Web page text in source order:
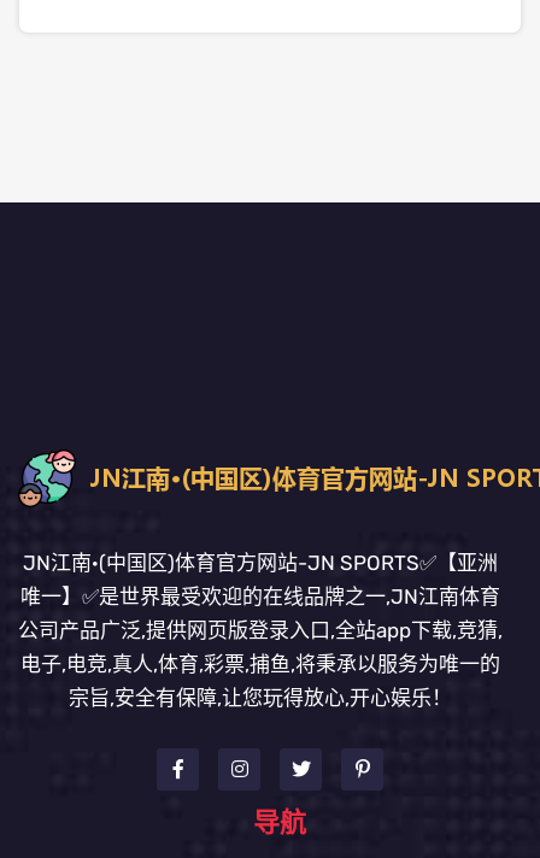
JN江南·(中国区)体育官方网站-JN SPORTS✅【亚洲
唯一】✅是世界最受欢迎的在线品牌之一,JN江南体育
公司产品广泛,提供网页版登录入口,全站app下载,竞猜,
电子,电竞,真人,体育,彩票,捕鱼,将秉承以服务为唯一的
宗旨,安全有保障,让您玩得放心,开心娱乐！
导航